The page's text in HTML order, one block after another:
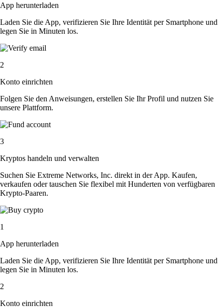
App herunterladen
Laden Sie die App, verifizieren Sie Ihre Identität per Smartphone und
legen Sie in Minuten los.
2
Konto einrichten
Folgen Sie den Anweisungen, erstellen Sie Ihr Profil und nutzen Sie
unsere Plattform.
3
Kryptos handeln und verwalten
Suchen Sie Extreme Networks, Inc. direkt in der App. Kaufen,
verkaufen oder tauschen Sie flexibel mit Hunderten von verfügbaren
Krypto-Paaren.
1
App herunterladen
Laden Sie die App, verifizieren Sie Ihre Identität per Smartphone und
legen Sie in Minuten los.
2
Konto einrichten